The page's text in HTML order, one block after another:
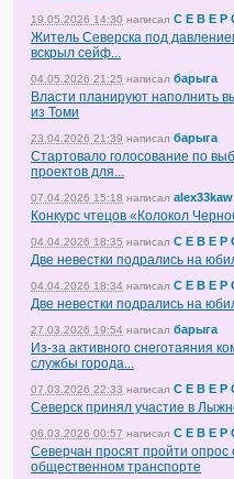
19.05.2026 14:30 написал С Е В Е Р
Житель Северска под
вскрыл сейф...
04.05.2026 21:25 написал барыга
Власти планируют наполнить
из Томи
23.04.2026 21:39 написал барыга
Стартовало голосование по
проектов для...
07.04.2026 15:18 написал alex33kaw
Конкурс чтецов «Колокол
04.04.2026 18:35 написал С Е В Е Р
Две невестки подрались на
04.04.2026 18:34 написал С Е В Е Р
Две невестки подрались на
27.03.2026 19:54 написал барыга
Из-за активного снеготаяния
службы города...
07.03.2026 22:33 написал С Е В Е Р
Северск принял участие в
06.03.2026 00:57 написал С Е В Е Р
Северчан просят пройти опрос
общественном транспорте